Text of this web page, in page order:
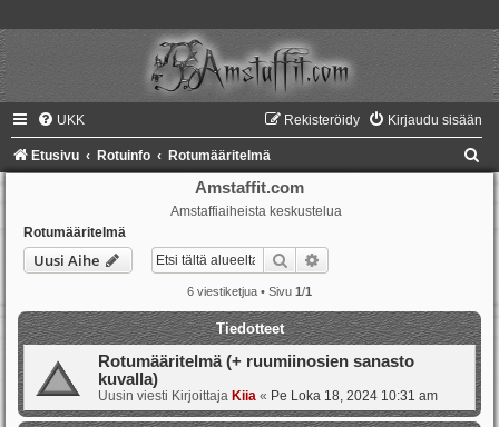
UKK Kirjaudu sisään
Rekisteröidy
Etusivu Rotuinfo Rotumääritelmä
Amstaffit.com
Amstaffiaiheista keskustelua
Rotumääritelmä
Uusi Aihe Etsi
6 viestiketjua • Sivu 1/1
Tiedotteet
Rotumääritelmä (+ ruumiinosien sanasto
kuvalla)
Uusin viesti Kirjoittaja Kiia « Pe Loka 18, 2024 10:31 am